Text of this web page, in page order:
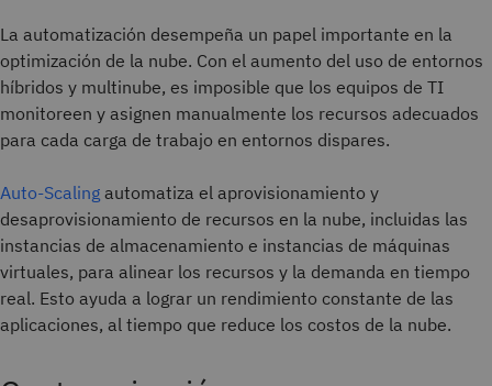
La automatización desempeña un papel importante en la
optimización de la nube. Con el aumento del uso de entornos
híbridos y multinube, es imposible que los equipos de TI
monitoreen y asignen manualmente los recursos adecuados
para cada carga de trabajo en entornos dispares.
Auto-Scaling automatiza el aprovisionamiento y
desaprovisionamiento de recursos en la nube, incluidas las
instancias de almacenamiento e instancias de máquinas
virtuales, para alinear los recursos y la demanda en tiempo
real. Esto ayuda a lograr un rendimiento constante de las
aplicaciones, al tiempo que reduce los costos de la nube.